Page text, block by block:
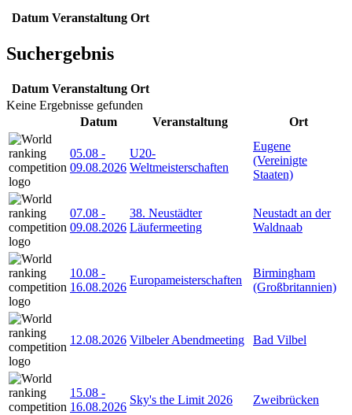
Datum Veranstaltung Ort
Suchergebnis
Datum Veranstaltung Ort
Keine Ergebnisse gefunden
Datum
Veranstaltung Ort
05.08 -
09.08.2026
U20-
Weltmeisterschaften
Eugene
(Vereinigte
Staaten)
07.08 -
09.08.2026
38. Neustädter
Läufermeeting
Neustadt an der
Waldnaab
10.08 -
16.08.2026
Europameisterschaften
Birmingham
(Großbritannien)
12.08.2026 Vilbeler Abendmeeting Bad Vilbel
15.08 -
16.08.2026
Sky's the Limit 2026 Zweibrücken